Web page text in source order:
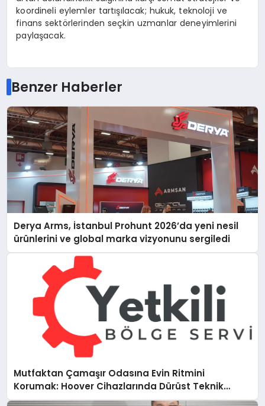
koordineli eylemler tartışılacak; hukuk, teknoloji ve
finans sektörlerinden seçkin uzmanlar deneyimlerini
paylaşacak.
Benzer Haberler
Derya Arms, İstanbul Prohunt 2026’da yeni nesil
ürünlerini ve global marka vizyonunu sergiledi
Mutfaktan Çamaşır Odasına Evin Ritmini
Korumak: Hoover Cihazlarında Dürüst Teknik
Destek Deneyimi